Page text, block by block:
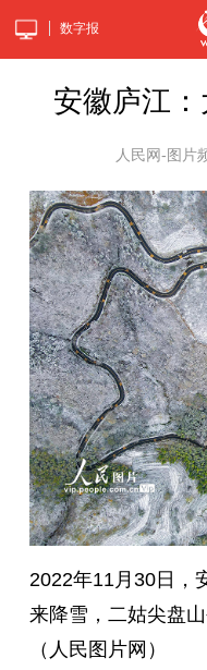
数字报
安徽庐江
人民网-图片
2022年11月30日，
来降雪，二姑尖盘
（人民图片网）